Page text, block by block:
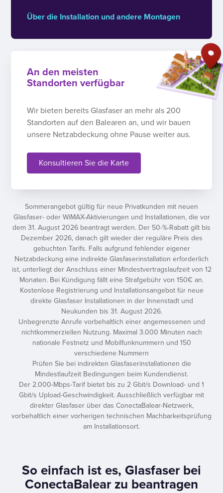
Über die Installation und andere Montagen
An den meisten
Standorten verfügbar
Wir bieten bereits Glasfaser an mehr als 200
Standorten auf den Balearen an, und wir bauen
unsere Netzabdeckung ohne Pause weiter aus.
Konsultieren Sie die Karte
Sommerangebot gültig für neue Privatkunden mit neuen
Glasfaser- oder WiMAX-Aktivierungen und Installationen, die vor
dem 31. August 2026 beantragt werden. Der 50-%-Rabatt gilt bis
Dezember 2026, danach gilt wieder der reguläre Preis des
gebuchten Tarifs. Falls aufgrund fehlender eigener
Netzabdeckung eine indirekte Glasfaserinstallation erforderlich
ist, unterliegt der Anschluss einer Mindestvertragslaufzeit von 12
Monaten. Bei Kündigung fällt eine Strafgebühr von 150€ an.
Kostenlose Registrierung und Installationsangebot für neue
direkte Glasfaser Installationen in der Innenstadt und
Neukunden bis 31. August 2026.
Unbegrenzte Anrufe vorbehaltlich einer angemessenen und
nichtkommerziellen Nutzung. Maximal 3.000 Minuten nach
nationale Festnetz und Mobilfunknummern und 150
verschiedene Nummern
Prüfen Sie bei indirekten Glasfaserinstallationen die
Mindestlaufzeit Bedingungen beim Kundendienst.
Der 2.000-Mbps-Tarif bietet bis zu 2 Gbit/s Download- und 1
Gbit/s Upload-Geschwindigkeit. Ausschließlich verfügbar mit
direkter Glasfaser über das ConectaBalear-Netzwerk,
vorbehaltlich einer vorherigen technischen Machbarkeitsprüfung
am Installationsort.
So einfach ist es, Glasfaser bei
ConectaBalear zu beantragen